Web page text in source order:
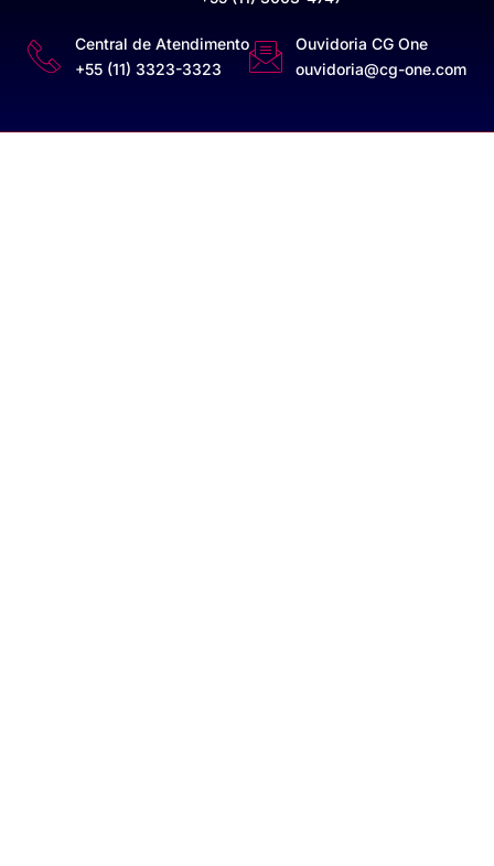
Central de Atendimento
+55 (11) 3323-3323
Ouvidoria CG One
ouvidoria@cg-one.com